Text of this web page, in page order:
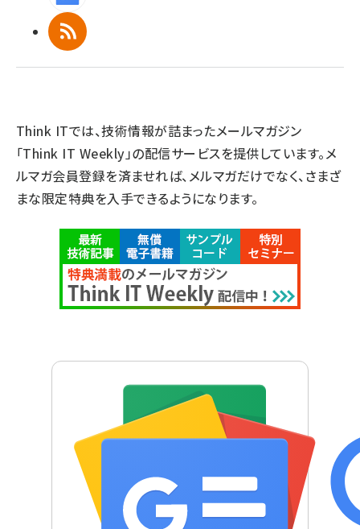
RSS
Think ITでは、技術情報が詰まったメールマガジン
「Think IT Weekly」の配信サービスを提供しています。メ
ルマガ会員登録を済ませれば、メルマガだけでなく、さまざ
まな限定特典を入手できるようになります。